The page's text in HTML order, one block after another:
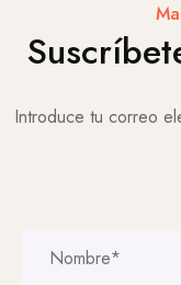
Introduce tu correo